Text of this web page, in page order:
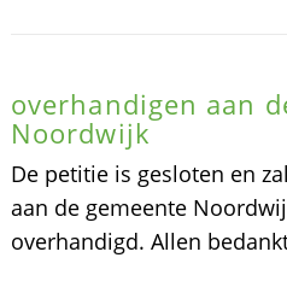
overhandigen aan
Noordwijk
De petitie is gesloten en
aan de gemeente
overhandigd. Allen